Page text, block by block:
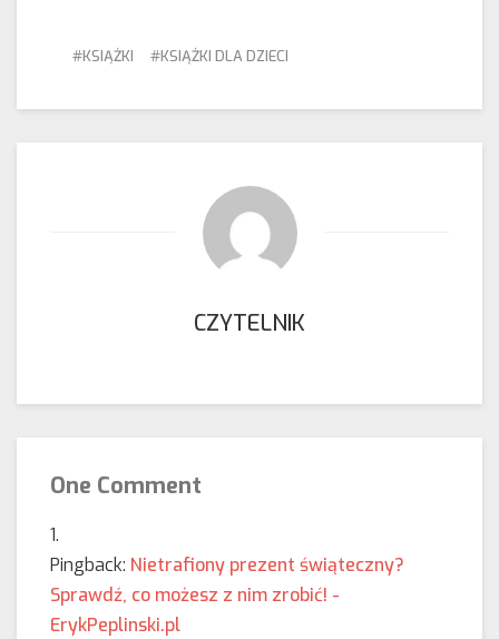
KSIĄŻKI KSIĄŻKI DLA DZIECI
CZYTELNIK
One Comment
Pingback: Nietrafiony prezent świąteczny?
Sprawdź, co możesz z nim zrobić! -
ErykPeplinski.pl